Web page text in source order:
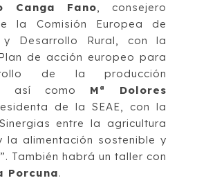
Canga Fano, consejero
la Comisión Europea de
y Desarrollo Rural, con la
de acción europeo para
de la producción
así como Mª Dolores
de la SEAE, con la
entre la agricultura
la alimentación sostenible y
También habrá un taller con
Porcuna.